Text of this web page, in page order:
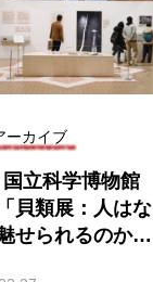
ーカイブ
立科学博物館
貝類展：人はな
せられるのか」